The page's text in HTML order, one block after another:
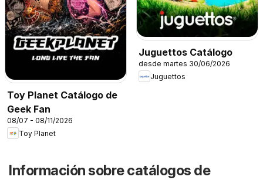
Toy Planet Catálogo de
Geek Fan
08/07 - 08/11/2026
Toy Planet
Juguettos Catálogo
desde martes 30/06/2026
Juguettos
Información sobre catálogos de